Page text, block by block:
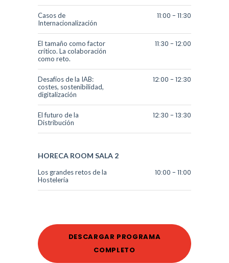
Casos de
Internacionalización
11:00 - 11:30
El tamaño como factor
crítico. La colaboración
como reto.
11:30 - 12:00
Desafíos de la IAB:
costes, sostenibilidad,
digitalización
12:00 - 12:30
El futuro de la
Distribución
12:30 - 13:30
HORECA ROOM SALA 2
Los grandes retos de la
Hostelería
10:00 - 11:00
DESCARGAR PROGRAMA
COMPLETO